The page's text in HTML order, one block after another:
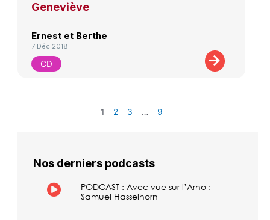
Geneviève
Ernest et Berthe
7 Déc 2018
CD
1 2 3 … 9
Nos derniers podcasts
PODCAST : Avec vue sur l’Arno :
Samuel Hasselhorn